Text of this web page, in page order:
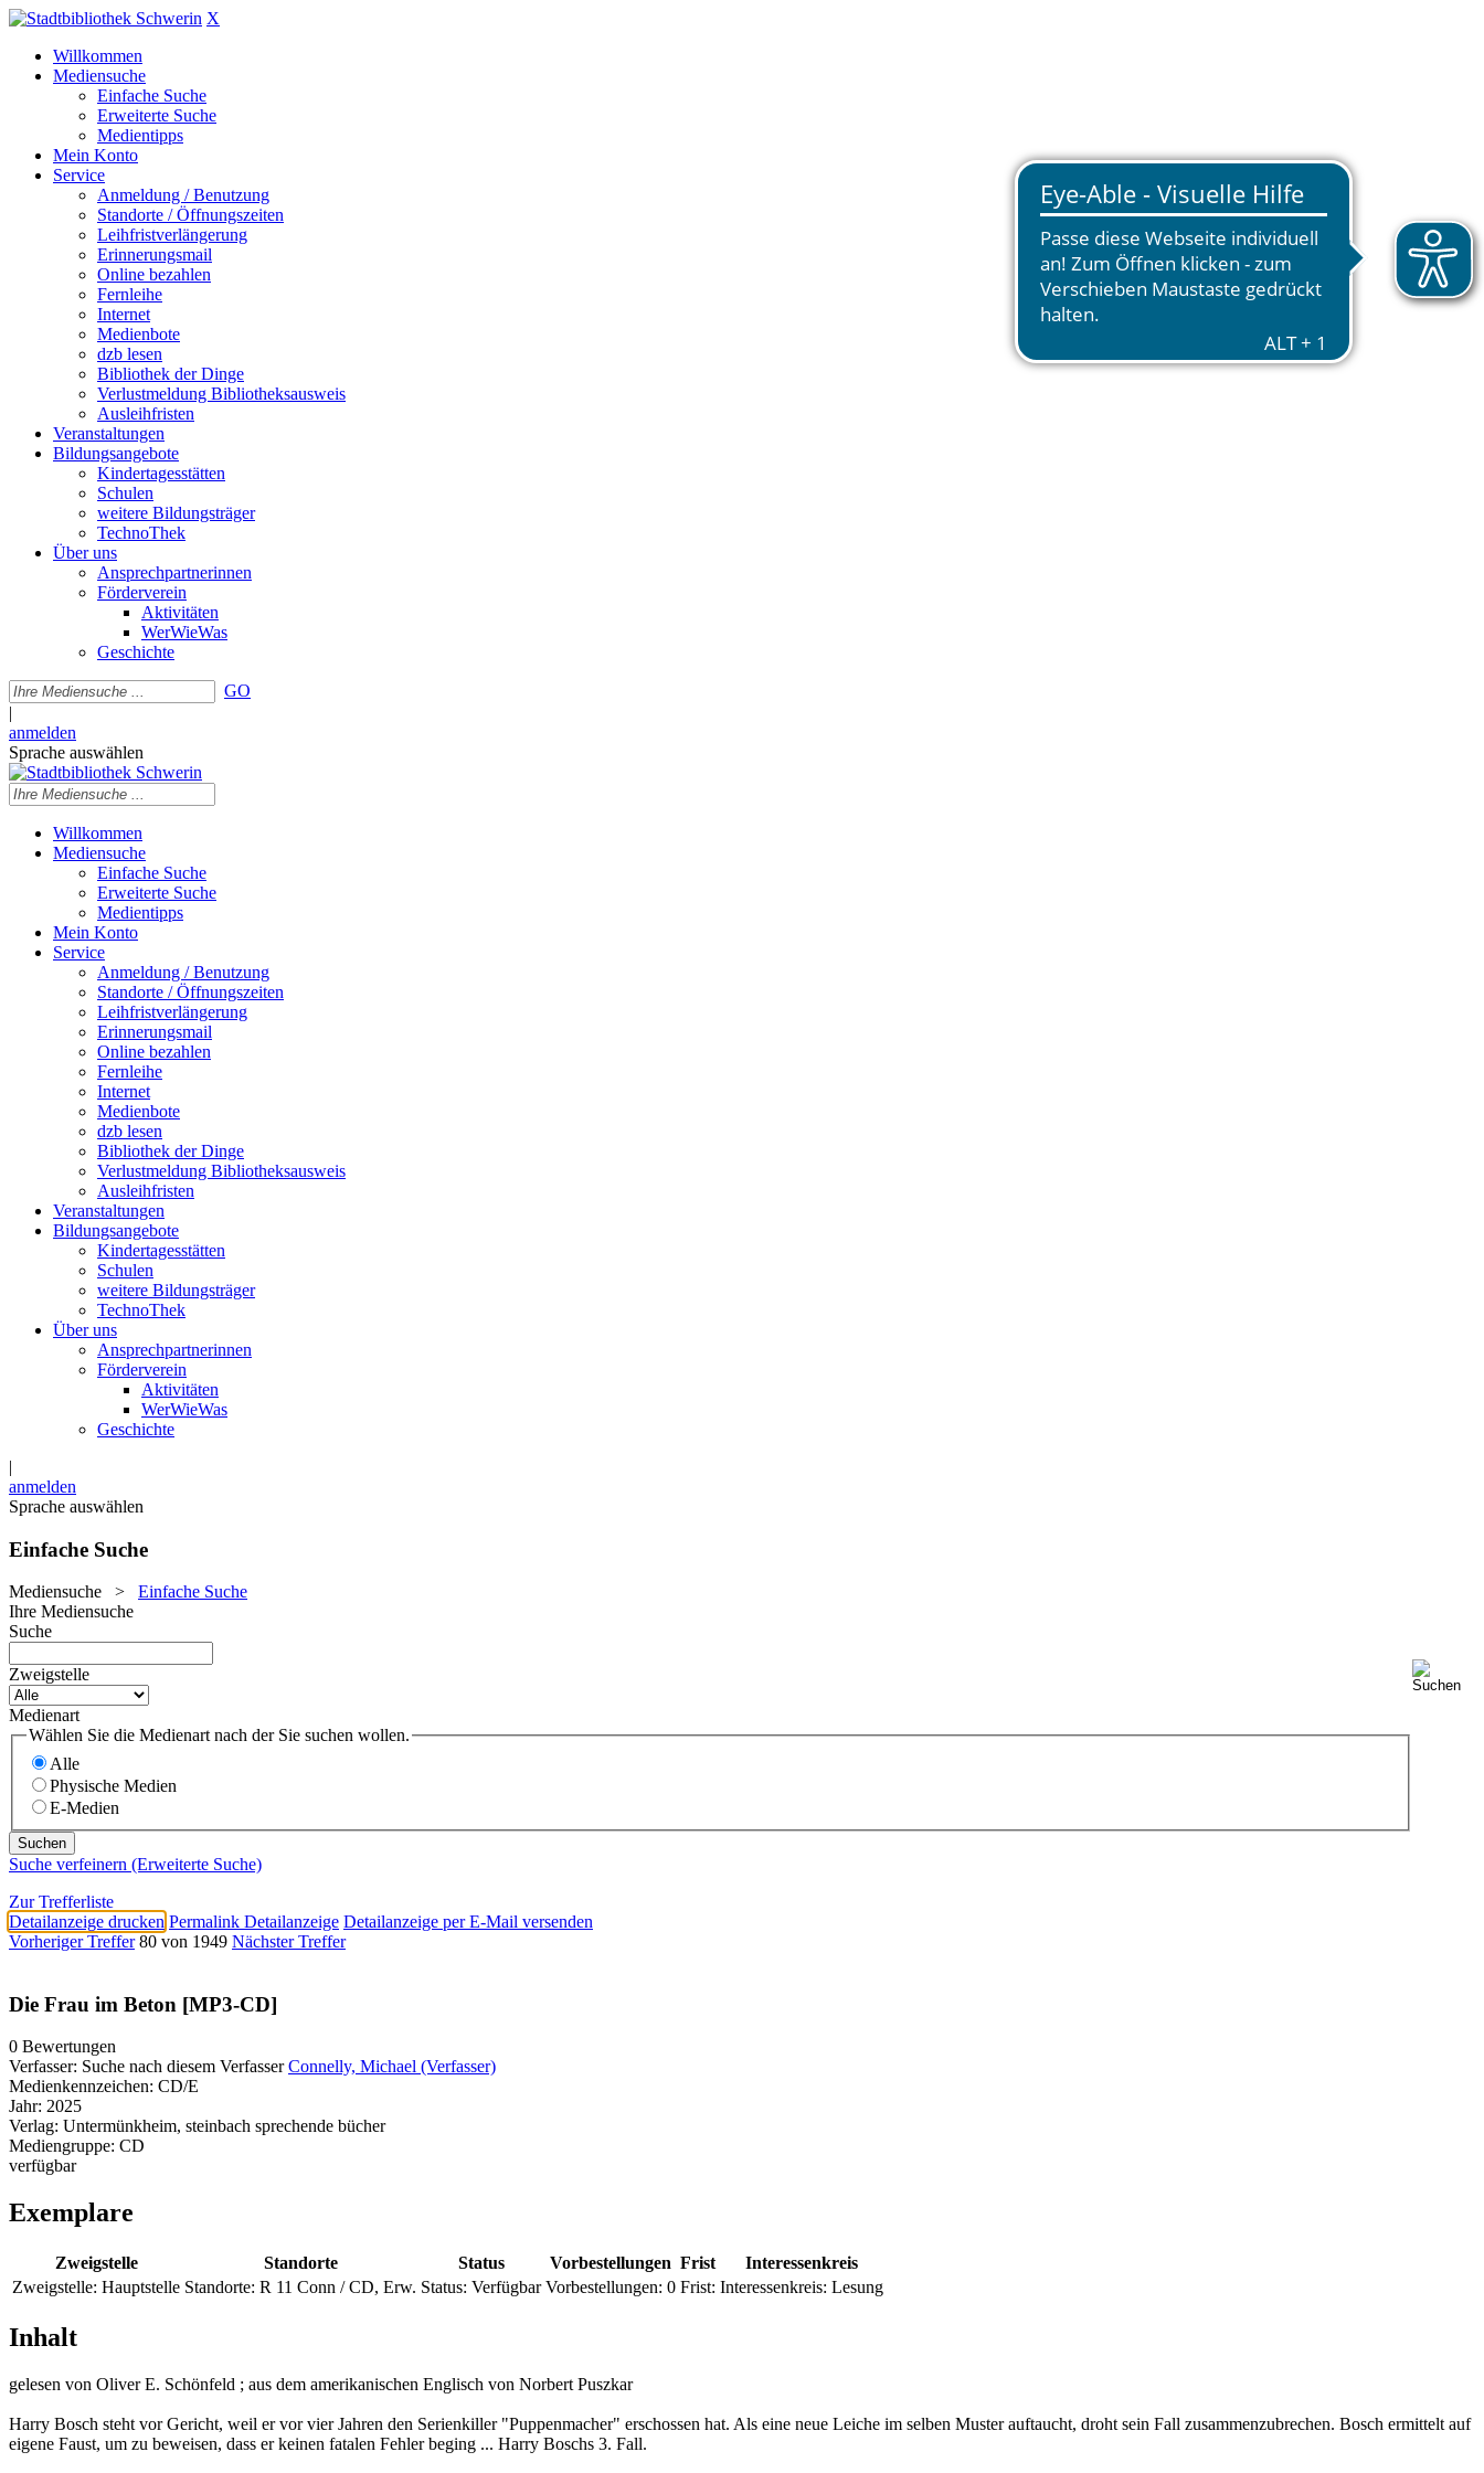
X
Willkommen
Mediensuche
Einfache Suche
Erweiterte Suche
Medientipps
Mein Konto
Service
Anmeldung / Benutzung
Standorte / Öffnungszeiten
Leihfristverlängerung
Erinnerungsmail
Online bezahlen
Fernleihe
Internet
Medienbote
dzb lesen
Bibliothek der Dinge
Verlustmeldung Bibliotheksausweis
Ausleihfristen
Veranstaltungen
Bildungsangebote
Kindertagesstätten
Schulen
weitere Bildungsträger
TechnoThek
Über uns
Ansprechpartnerinnen
Förderverein
Aktivitäten
WerWieWas
Geschichte
GO
|
anmelden
Sprache auswählen
Willkommen
Mediensuche
Einfache Suche
Erweiterte Suche
Medientipps
Mein Konto
Service
Anmeldung / Benutzung
Standorte / Öffnungszeiten
Leihfristverlängerung
Erinnerungsmail
Online bezahlen
Fernleihe
Internet
Medienbote
dzb lesen
Bibliothek der Dinge
Verlustmeldung Bibliotheksausweis
Ausleihfristen
Veranstaltungen
Bildungsangebote
Kindertagesstätten
Schulen
weitere Bildungsträger
TechnoThek
Über uns
Ansprechpartnerinnen
Förderverein
Aktivitäten
WerWieWas
Geschichte
|
anmelden
Sprache auswählen
Einfache Suche
Mediensuche > Einfache Suche
Ihre Mediensuche
Suche
Zweigstelle
Medienart
Wählen Sie die Medienart nach der Sie suchen wollen.
Alle
Physische Medien
E-Medien
Suche verfeinern (Erweiterte Suche)
Zur Trefferliste
Detailanzeige drucken Permalink Detailanzeige Detailanzeige per E-Mail versenden
Vorheriger Treffer 80 von 1949 Nächster Treffer
Die Frau im Beton [MP3-CD]
0 Bewertungen
Verfasser: Suche nach diesem Verfasser Connelly, Michael (Verfasser)
Medienkennzeichen: CD/E
Jahr: 2025
Verlag: Untermünkheim, steinbach sprechende bücher
Mediengruppe: CD
verfügbar
Exemplare
Zweigstelle Standorte Status Vorbestellungen Frist
Interessenkreis
Zweigstelle: Hauptstelle Standorte: R 11 Conn / CD, Erw. Status: Verfügbar Vorbestellungen: 0 Frist: Interessenkreis: Lesung
Inhalt
gelesen von Oliver E. Schönfeld ; aus dem amerikanischen Englisch von Norbert Puszkar
Harry Bosch steht vor Gericht, weil er vor vier Jahren den Serienkiller "Puppenmacher" erschossen hat. Als eine neue Leiche im selben Muster auftaucht, droht sein Fall zusammenzubrechen. Bosch ermittelt auf
eigene Faust, um zu beweisen, dass er keinen fatalen Fehler beging ... Harry Boschs 3. Fall.